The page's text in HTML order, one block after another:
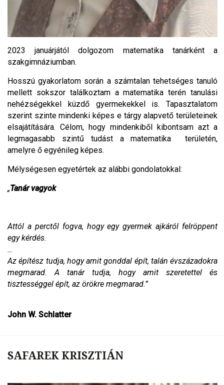
2023 januárjától dolgozom matematika tanárként a
szakgimnáziumban.
Hosszú gyakorlatom során a számtalan tehetséges tanuló
mellett sokszor találkoztam a matematika terén tanulási
nehézségekkel küzdő gyermekekkel is. Tapasztalatom
szerint szinte mindenki képes e tárgy alapvető területeinek
elsajátítására. Célom, hogy mindenkiből kibontsam azt a
legmagasabb szintű tudást a matematika területén,
amelyre ő egyénileg képes.
Mélységesen egyetértek az alábbi gondolatokkal:
„Tanár vagyok
Attól a perctől fogva, hogy egy gyermek ajkáról felröppent
egy kérdés.
…
Az építész tudja, hogy amit gonddal épít, talán évszázadokra
megmarad. A tanár tudja, hogy amit szeretettel és
tisztességgel épít, az örökre megmarad.”
John W. Schlatter
SAFAREK KRISZTIÁN